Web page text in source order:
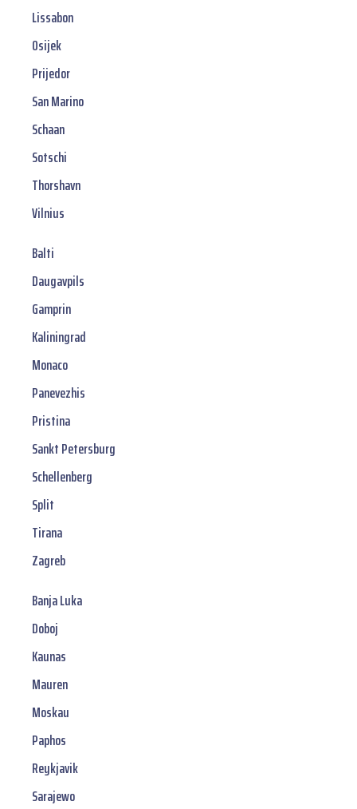
Lissabon
Osijek
Prijedor
San Marino
Schaan
Sotschi
Thorshavn
Vilnius
Balti
Daugavpils
Gamprin
Kaliningrad
Monaco
Panevezhis
Pristina
Sankt Petersburg
Schellenberg
Split
Tirana
Zagreb
Banja Luka
Doboj
Kaunas
Mauren
Moskau
Paphos
Reykjavik
Sarajewo